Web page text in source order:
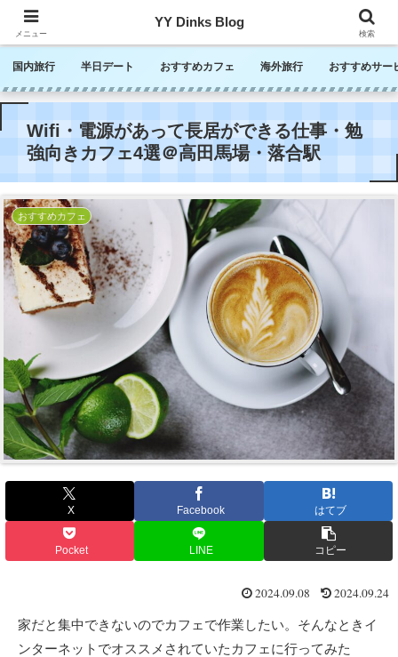
メニュー
YY Dinks Blog
検索
国内旅行 半日デート おすすめカフェ 海外旅行 おすすめサー
Wifi・電源があって長居ができる仕事・勉
強向きカフェ4選＠高田馬場・落合駅
おすすめカフェ
X Facebook はてブ
Pocket LINE コピー
2024.09.08 2024.09.24
家だと集中できないのでカフェで作業したい。そんなときイ
ンターネットでオススメされていたカフェに行ってみた